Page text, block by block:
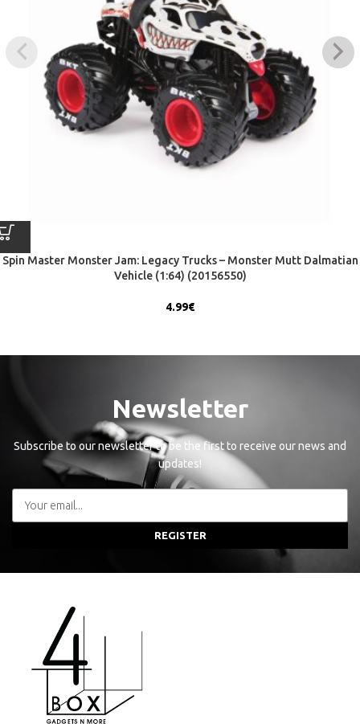
Spin Master Monster Jam: Legacy Trucks – Monster Mutt Dalmatian
Vehicle (1:64) (20156550)
4.99€
Newsletter
Subscribe to our newsletter to be the first to receive our news and
updates!
REGISTER